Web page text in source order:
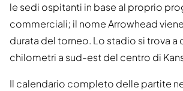
le sedi ospitanti in base al proprio
commerciali; il nome Arrowhead
durata del torneo. Lo stadio si trova a
chilometri a sud-est del centro di
Il calendario completo delle partite